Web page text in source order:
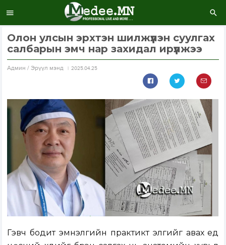
Олон улсын эрхтэн шилжүүлэн суулгах
салбарын эмч нар захидал ирүүлжээ
Aдмин / Эрүүл мэнд 2025.04.25
Гэвч бодит эмнэлгийн практикт элгийг авах үед